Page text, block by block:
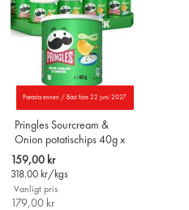
Parasta ennen / Bäst före 22 juni 2027
Pringles Sourcream &
Onion potatischips 40g x
12st
Special
Price
159,00 kr
318.00 kr/kgs
Vanligt pris
179,00 kr